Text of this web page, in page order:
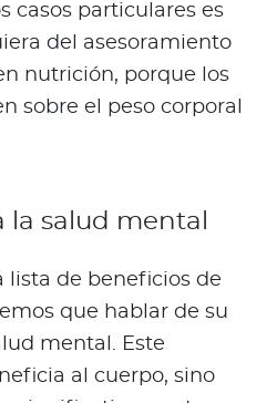
casos particulares es
del asesoramiento
nutrición, porque los
sobre el peso corporal
la salud mental
lista de beneficios de
que hablar de su
mental. Este
al cuerpo, sino